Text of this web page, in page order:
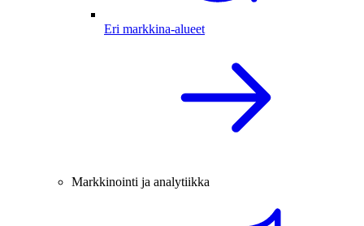
Eri markkina-alueet
Markkinointi ja analytiikka